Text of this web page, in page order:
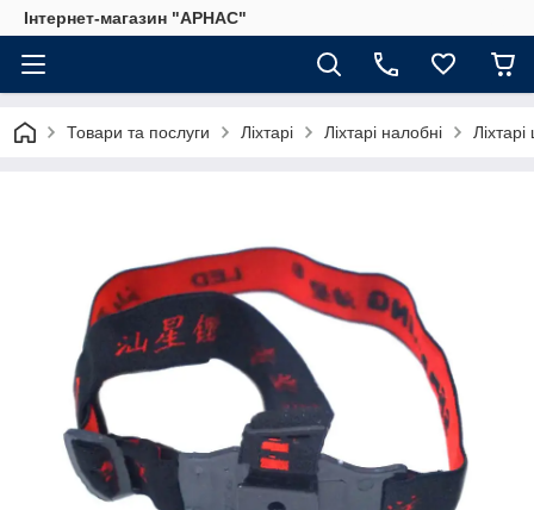
Інтернет-магазин "АРНАС"
Товари та послуги Ліхтарі Ліхтарі налобні